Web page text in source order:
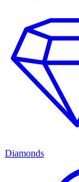
Diamonds